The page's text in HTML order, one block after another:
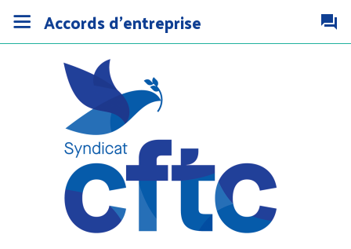
Accords d'entreprise